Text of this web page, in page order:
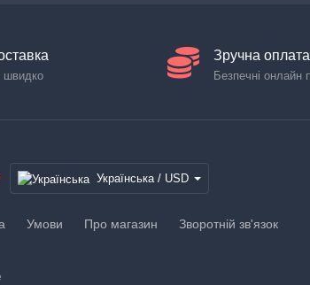
швидко
Зручна оплата
Безпечні онлайн
Українська / USD
Умови Про магазин Зворотній зв'язок